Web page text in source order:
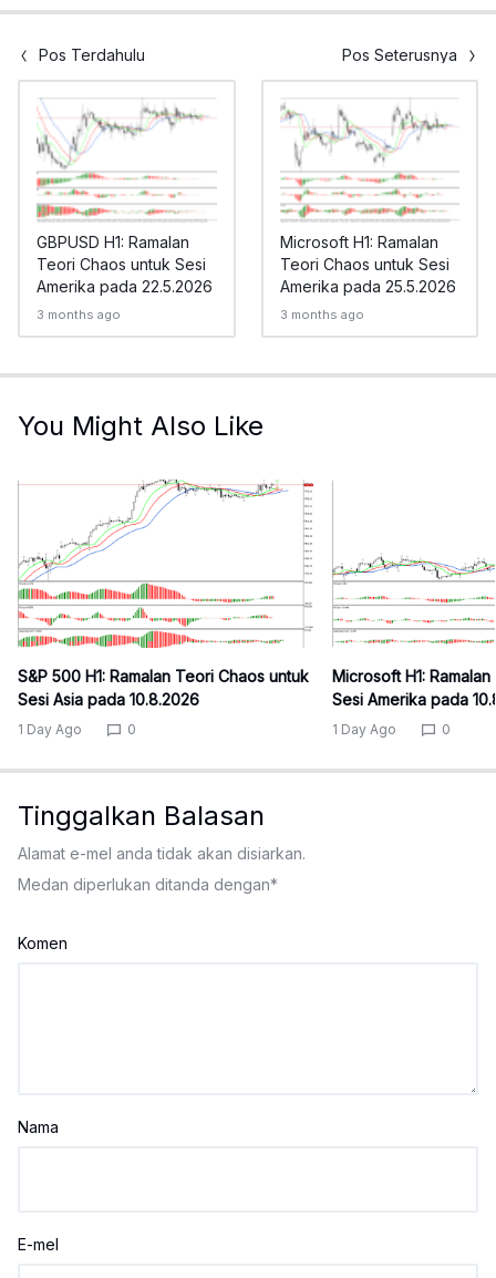
Pos Terdahulu Pos Seterusnya
GBPUSD H1: Ramalan
Teori Chaos untuk Sesi
Amerika pada 22.5.2026
3 months ago
Microsoft H1: Ramalan
Teori Chaos untuk Sesi
Amerika pada 25.5.2026
3 months ago
You Might Also Like
S&P 500 H1: Ramalan Teori Chaos untuk
Sesi Asia pada 10.8.2026
1 Day Ago 0
Microsoft H1:
Sesi Amerika pada
1 Day Ago 0
Tinggalkan Balasan
Alamat e-mel anda tidak akan disiarkan.
Medan diperlukan ditanda dengan*
Komen
Nama
E-mel